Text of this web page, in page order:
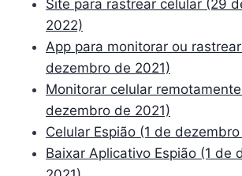
Site para rastrear celular (29
2022)
App para monitorar ou
dezembro de 2021)
Monitorar celular
dezembro de 2021)
Celular Espião (1 de
Baixar Aplicativo Espião (1 de